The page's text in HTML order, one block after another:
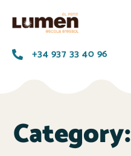
+34 937 33 40 96
Category: